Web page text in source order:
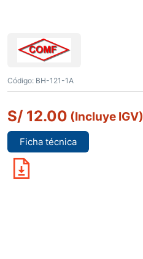
Código: BH-121-1A
S/ 12.00 (Incluye IGV)
Ficha técnica